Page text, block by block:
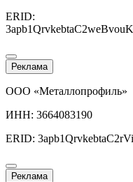
ERID:
Реклама
ООО «Металлопрофиль»
ИНН: 3664083190
ERID:
Реклама